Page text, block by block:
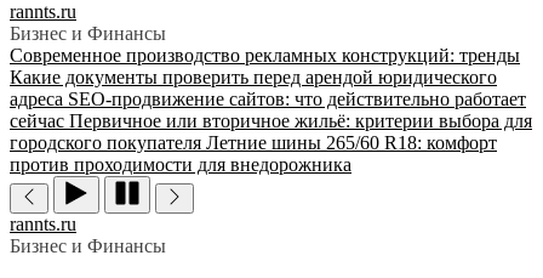
rannts.ru
Бизнес и Финансы
Современное производство рекламных конструкций: тренды
Какие документы проверить перед арендой юридического
адреса SEO-продвижение сайтов: что действительно работает
сейчас Первичное или вторичное жильё: критерии выбора для
городского покупателя Летние шины 265/60 R18: комфорт
против проходимости для внедорожника
rannts.ru
Бизнес и Финансы